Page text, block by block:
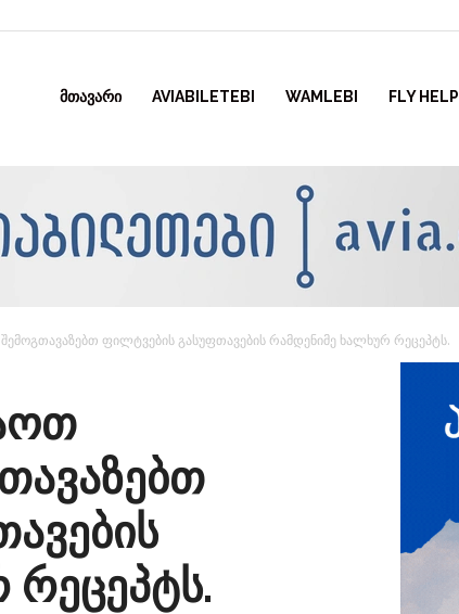
ᲛᲗᲐᲕᲐᲠᲘ AVIABILETEBI WAMLEBI FLY HELP
ფილტვების გასუფთავების რამდენიმე ხალხურ რეცეპტს.